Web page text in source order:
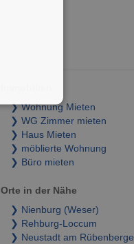
❯ Wohnung Mieten
❯ WG Zimmer mieten
❯ Haus Mieten
❯ möblierte Wohnung
❯ Büro mieten
Orte in der Nähe
❯ Nienburg (Weser)
❯ Rehburg-Loccum
❯ Neustadt am Rübenberge